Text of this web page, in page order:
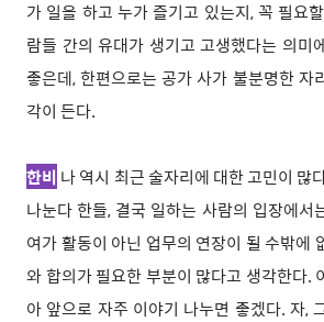
가 일을 하고 누가 즐기고 있는지, 꼭 필요
람들 간의 유대가 생기고 고생했다는 의미
좋은데, 한편으로는 공가 사가 불분명한 자
각이 든다.
한비 나 역시 최근 술자리에 대한 고민이 많
나눈다 한들, 결국 일하는 사람의 입장에서
여가 활동이 아닌 업무의 연장이 될 수밖에
와 합의가 필요한 부분이 많다고 생각한다.
아 앞으로 자주 이야기 나누면 좋겠다. 자,